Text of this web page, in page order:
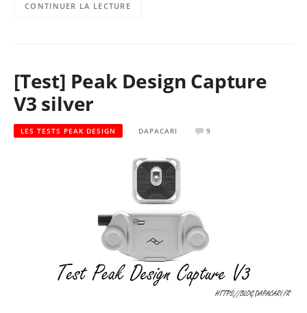
CONTINUER LA LECTURE
[Test] Peak Design Capture
V3 silver
LES TESTS PEAK DESIGN DAPACARI 9